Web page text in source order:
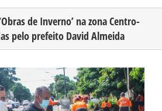
de Inverno’ na zona Centro-
pelo prefeito David Almeida